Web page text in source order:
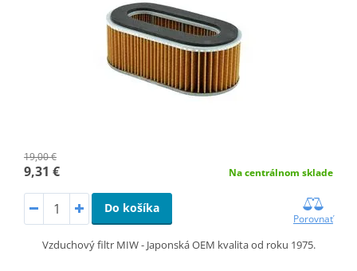
19,00 €
9,31 € Na centrálnom sklade
Do košíka
Porovnať
Vzduchový filtr MIW - Japonská OEM kvalita od roku 1975.